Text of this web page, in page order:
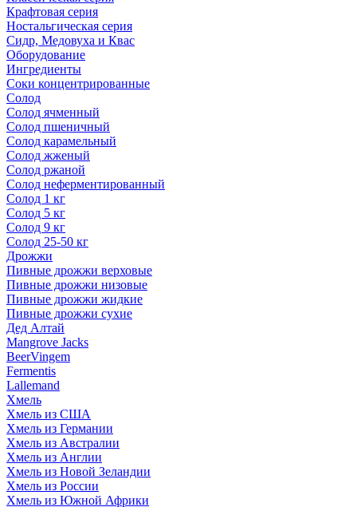
Крафтовая серия
Ностальгическая серия
Сидр, Медовуха и Квас
Оборудование
Ингредиенты
Соки концентрированные
Солод
Солод ячменный
Солод пшеничный
Солод карамельный
Солод жженый
Солод ржаной
Солод неферментированный
Солод 1 кг
Солод 5 кг
Солод 9 кг
Солод 25-50 кг
Дрожжи
Пивные дрожжи верховые
Пивные дрожжи низовые
Пивные дрожжи жидкие
Пивные дрожжи сухие
Дед Алтай
Mangrove Jacks
BeerVingem
Fermentis
Lallemand
Хмель
Хмель из США
Хмель из Германии
Хмель из Австралии
Хмель из Англии
Хмель из Новой Зеландии
Хмель из России
Хмель из Южной Африки